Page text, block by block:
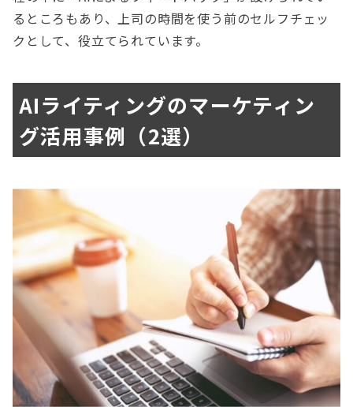
るところもあり、上司の時間を使う前のセルフチェッ
クとして、役立てられています。
AIライティングのマーケティン
グ活用事例（2選）